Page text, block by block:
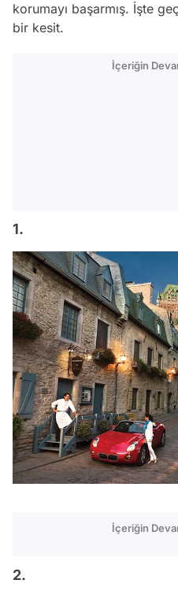
korumayı başarmış. İşte
bir kesit.
İçeriğin
1.
İçeriğin
2.